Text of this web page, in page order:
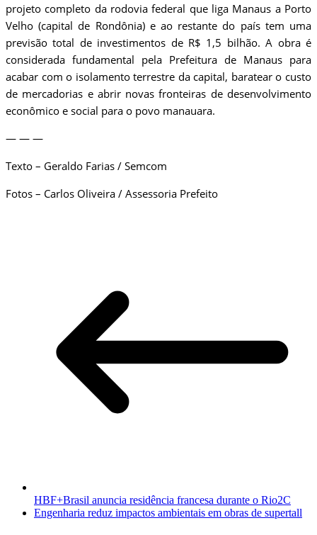
projeto completo da rodovia federal que liga Manaus a Porto
Velho (capital de Rondônia) e ao restante do país tem uma
previsão total de investimentos de R$ 1,5 bilhão. A obra é
considerada fundamental pela Prefeitura de Manaus para
acabar com o isolamento terrestre da capital, baratear o custo
de mercadorias e abrir novas fronteiras de desenvolvimento
econômico e social para o povo manauara.
— — —
​Texto – Geraldo Farias / Semcom
Fotos – Carlos Oliveira / Assessoria Prefeito
HBF+Brasil anuncia residência francesa durante o Rio2C
Engenharia reduz impactos ambientais em obras de supertall